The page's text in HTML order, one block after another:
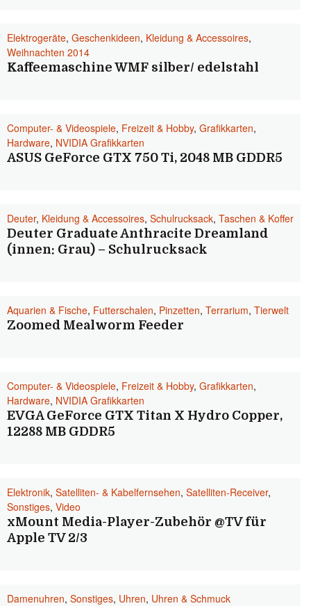
Elektrogeräte, Geschenkideen, Kleidung & Accessoires,
Weihnachten 2014
Kaffeemaschine WMF silber/ edelstahl
Computer- & Videospiele, Freizeit & Hobby, Grafikkarten,
Hardware, NVIDIA Grafikkarten
ASUS GeForce GTX 750 Ti, 2048 MB GDDR5
Deuter, Kleidung & Accessoires, Schulrucksack, Taschen & Koffer
Deuter Graduate Anthracite Dreamland
(innen: Grau) – Schulrucksack
Aquarien & Fische, Futterschalen, Pinzetten, Terrarium, Tierwelt
Zoomed Mealworm Feeder
Computer- & Videospiele, Freizeit & Hobby, Grafikkarten,
Hardware, NVIDIA Grafikkarten
EVGA GeForce GTX Titan X Hydro Copper,
12288 MB GDDR5
Elektronik, Satelliten- & Kabelfernsehen, Satelliten-Receiver,
Sonstiges, Video
xMount Media-Player-Zubehör @TV für
Apple TV 2/3
Damenuhren, Sonstiges, Uhren, Uhren & Schmuck